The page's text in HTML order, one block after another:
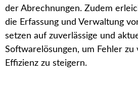
der Abrechnungen. Zudem
die Erfassung und Verwaltung
setzen auf zuverlässige und
Softwarelösungen, um Fehler zu
Effizienz zu steigern.